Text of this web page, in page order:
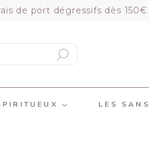
de port dégressifs dès
LES